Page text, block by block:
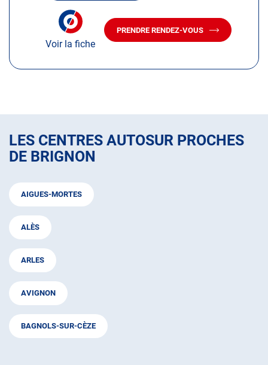
informations
TÉLÉPHONE
BRIGNON
Voir la fiche
PRENDRE RENDEZ-VOUS
AVEC
LES CENTRES AUTOSUR PROCHES
DE BRIGNON
AIGUES-MORTES
ALÈS
ARLES
AVIGNON
BAGNOLS-SUR-CÈZE